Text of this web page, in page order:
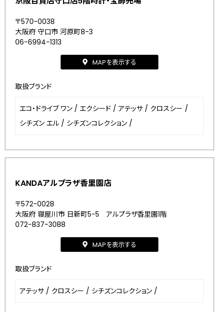
〒570-0038
大阪府 守口市 河原町8-3
06-6994-1313
MAPを表示する
取扱ブランド
エコ・ドライブ ワン / エクシード / アテッサ / クロスシー /
シチズン エル / シチズンコレクション /
KANDAアルプラザ香里園店
〒572-0028
大阪府 寝屋川市 日新町5-5 アルプラザ香里園1階
072-837-3088
MAPを表示する
取扱ブランド
アテッサ / クロスシー / シチズンコレクション /